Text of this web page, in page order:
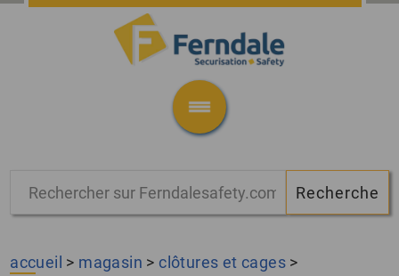
accueil > magasin > clôtures et cages >